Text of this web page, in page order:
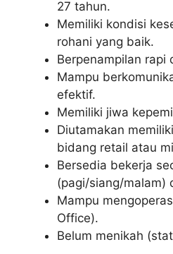
27 tahun.
Memiliki kondisi
rohani yang baik.
Berpenampilan rapi
Mampu
efektif.
Memiliki jiwa
Diutamakan
bidang retail atau
Bersedia bekerja
(pagi/siang/malam)
Mampu
Office).
Belum menikah